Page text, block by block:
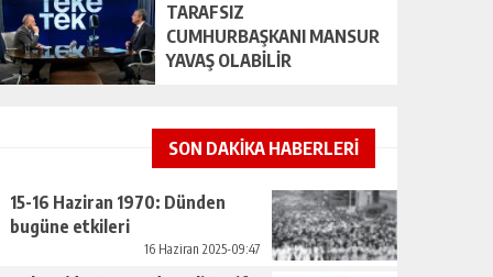
TARAFSIZ
CUMHURBAŞKANI MANSUR
YAVAŞ OLABİLİR
SON DAKİKA HABERLERİ
15-16 Haziran 1970: Dünden
bugüne etkileri
16 Haziran 2025-09:47